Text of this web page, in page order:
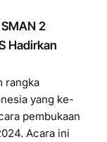
2
Hadirkan
rangka
yang ke-
pembukaan
Acara ini